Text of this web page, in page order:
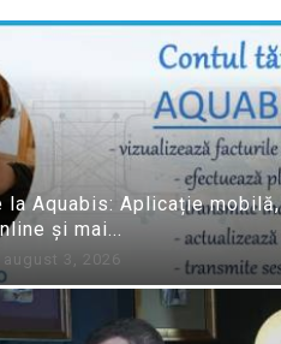
la Aquabis: Aplicație mobilă,
și mai...
august 3, 2026